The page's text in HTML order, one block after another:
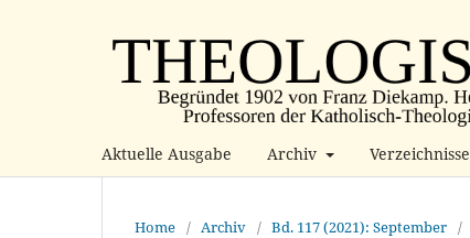
Aktuelle Ausgabe Archiv Verzeichnisse
Home / Archiv / Bd. 117 (2021): September /